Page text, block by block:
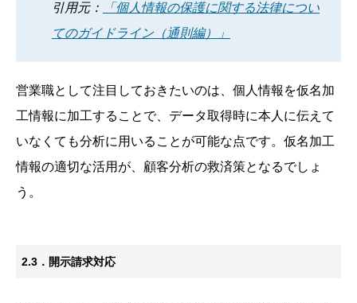
引用元：
「個人情報の保護に関する法律につい
てのガイドライン（通則編）」
営業職として注目しておきたいのは、個人情報を仮名加
工情報に加工することで、データ取得時に本人に伝えて
いなくても分析に用いることが可能な点です。仮名加工
情報の適切な活用が、顧客分析の救済策となるでしょ
う。
2.3．開示請求対応